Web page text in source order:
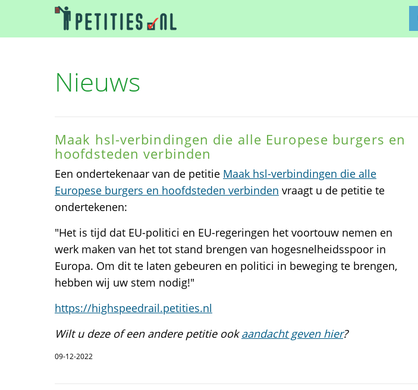
Nieuws
Maak hsl-verbindingen die alle Europese burgers en
hoofdsteden verbinden
Een ondertekenaar van de petitie Maak hsl-verbindingen die alle
Europese burgers en hoofdsteden verbinden vraagt u de petitie te
ondertekenen:
"Het is tijd dat EU-politici en EU-regeringen het voortouw nemen en
werk maken van het tot stand brengen van hogesnelheidsspoor in
Europa. Om dit te laten gebeuren en politici in beweging te brengen,
hebben wij uw stem nodig!"
https://highspeedrail.petities.nl
Wilt u deze of een andere petitie ookaandacht geven hier?
09-12-2022